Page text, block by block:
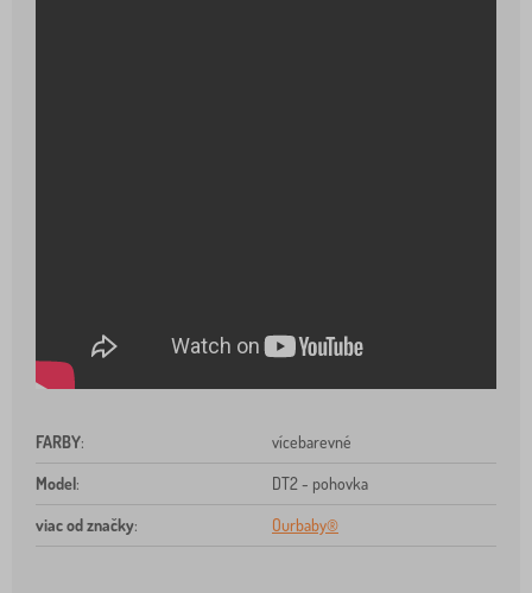
FARBY: vícebarevné
Model: DT2 - pohovka
viac od značky: Ourbaby®